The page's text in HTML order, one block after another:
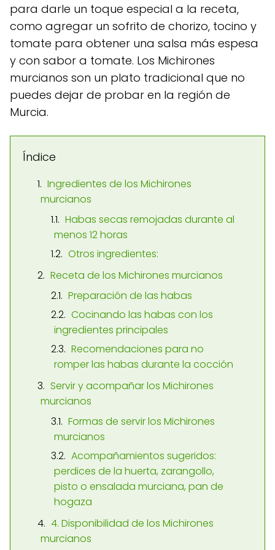
para darle un toque especial a la receta,
como agregar un sofrito de chorizo, tocino y
tomate para obtener una salsa más espesa
y con sabor a tomate. Los Michirones
murcianos son un plato tradicional que no
puedes dejar de probar en la región de
Murcia.
Índice
Ingredientes de los Michirones
murcianos
Habas secas remojadas durante al
menos 12 horas
Otros ingredientes:
Receta de los Michirones murcianos
Preparación de las habas
Cocinando las habas con los
ingredientes principales
Recomendaciones para no
romper las habas durante la cocción
Servir y acompañar los Michirones
murcianos
Formas de servir los Michirones
murcianos
Acompañamientos sugeridos:
perdices de la huerta, zarangollo,
pisto o ensalada murciana, pan de
hogaza
4. Disponibilidad de los Michirones
murcianos